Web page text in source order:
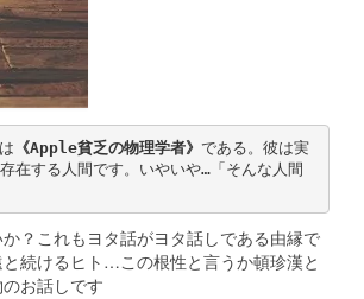
《Apple貧乏の物理学者》 である。彼は実
在する人間です。いやいや…「そんな人間
？これもヨタ話がヨタ話しである由縁で
続けるヒト…この根性と言うか頓珍漢と
お話しです